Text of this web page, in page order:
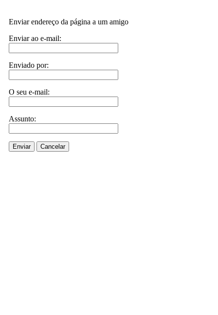
Enviar endereço da página a um amigo
Enviar ao e-mail:
Enviado por:
O seu e-mail:
Assunto:
Enviar Cancelar